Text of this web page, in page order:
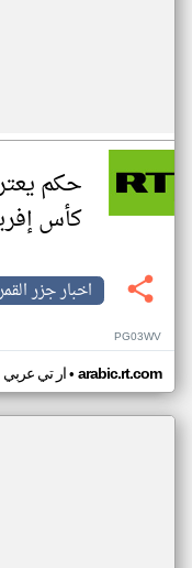
حكم
كأس
اخبار جزر
PG03WV
ار تي عربي• arabic.rt.com